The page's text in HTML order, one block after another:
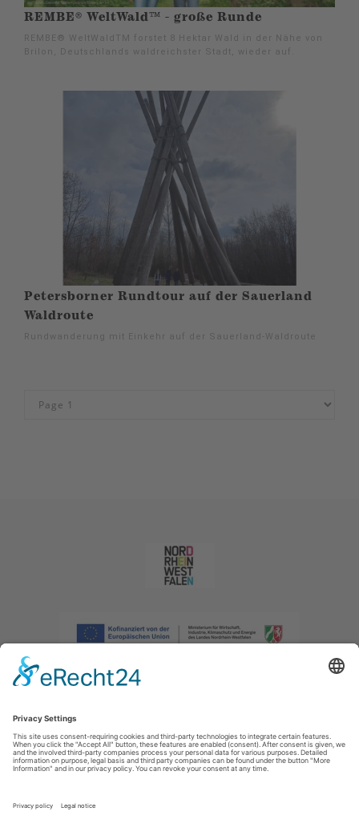
REMBE® WeltWald™ - große Runde
REMBE® WeltWaldTM forstet 8 Hektar Wald in der Nähe von
Brilon, Deutschlands waldreichster Stadt, wieder auf.
Petersborner Rundtour auf der Sauerland
Waldroute
Rundwanderung mit Einkehr auf der Sauerland-Waldroute
Afdruk |Privacybeleid|Verklaring van toegankelijkheid